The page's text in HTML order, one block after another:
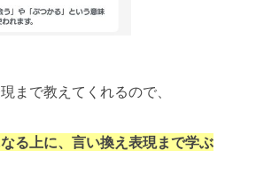
まで教えてくれるので、
る上に、言い換え表現まで学ぶ